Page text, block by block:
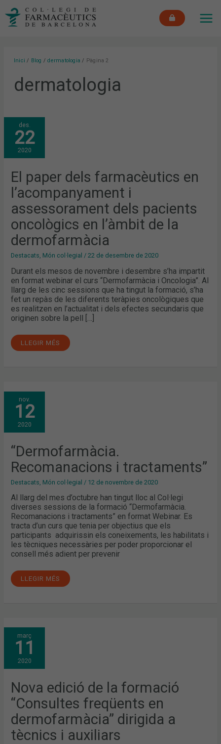
Inici Blog dermatologia Pàgina 2
dermatologia
des.
22
2020
El paper dels farmacèutics en
l’acompanyament i
assessorament dels pacients
oncològics en l’àmbit de la
dermofarmàcia
Destacats Món col·legial /22 de desembre de 2020
Durant els mesos de novembre i desembre s’ha impartit
en format webinar el curs “Dermofarmàcia i Oncologia”. Al
llarg de les cinc sessions que ha tingut la formació, s’ha
fet un repàs de les diferents teràpies oncològiques que
es realitzen en l’actualitat i dels efectes secundaris que
originen sobre la pell […]
EL
PAPER
DELS
FARMACÈUTICS
EN
L’ACOMPANYAMENT
I
DELS
PACIENTS
ONCOLÒGICS
EN
L’ÀMBIT
LA
DERMOFARMÀCIA
LLEGIR MÉS
nov.
12
2020
“Dermofarmàcia.
Recomanacions i tractaments”
Destacats Món col·legial / 12 de novembre de 2020
Al llarg del mes d’octubre han tingut lloc al Col·legi
diverses sessions de la formació “Dermofarmàcia.
Recomanacions i tractaments” en format Webinar. Es
tracta d’un curs que tenia per objectius que els
participants adquirissin els coneixements, les habilitats i
les tècniques necessàries per poder proporcionar el
consell més adient per prevenir
“DERMOFARMÀCIA.
RECOMANACIONS
I
TRACTAMENTS”
LLEGIR MÉS
març
11
2020
Nova edició de la formació
“Consultes freqüents en
dermofarmàcia” dirigida a
tècnics i auxiliars
NOVA
EDICIÓ
DE
FORMACIÓ
“CONSULTES
FREQÜENTS
DERMOFARMÀCIA”
DIRIGIDA
A
TÈCNICS
I
AUXILIARS